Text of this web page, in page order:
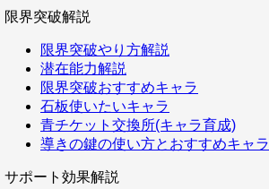
限界突破解説
限界突破やり方解説
潜在能力解説
限界突破おすすめキャラ
石板使いたいキャラ
青チケット交換所(キャラ育成)
導きの鍵の使い方とおすすめキャラ
サポート効果解説